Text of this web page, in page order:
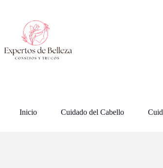
contenido
Inicio Cuidado del Cabello